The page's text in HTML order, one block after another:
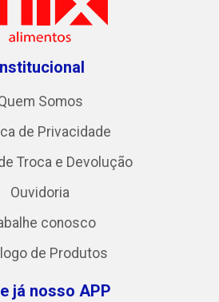
Somos
de Privacidade
Troca e Devolução
Ouvidoria
conosco
de Produtos
já nosso APP